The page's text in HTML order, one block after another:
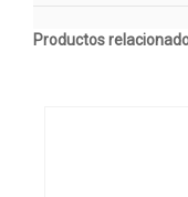
Productos